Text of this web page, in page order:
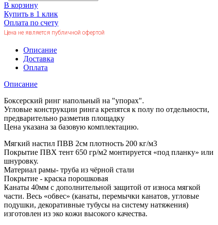
В корзину
Купить в 1 клик
Оплата по счету
Цена не является публичной офертой
Описание
Доставка
Оплата
Описание
Боксерский ринг напольный на "упорах".
Угловые конструкции ринга крепятся к полу по отдельности,
предварительно разметив площадку
Цена указана за базовую комплектацию.
Мягкий настил ПВВ 2см плотность 200 кг/м3
Покрытие ПВХ тент 650 гр/м2 монтируется «под планку» или
шнуровку.
Материал рамы- труба из чёрной стали
Покрытие - краска порошковая
Канаты 40мм с дополнительной защитой от износа мягкой
части. Весь «обвес» (канаты, перемычки канатов, угловые
подушки, декоративные тубусы на систему натяжения)
изготовлен из эко кожи высокого качества.